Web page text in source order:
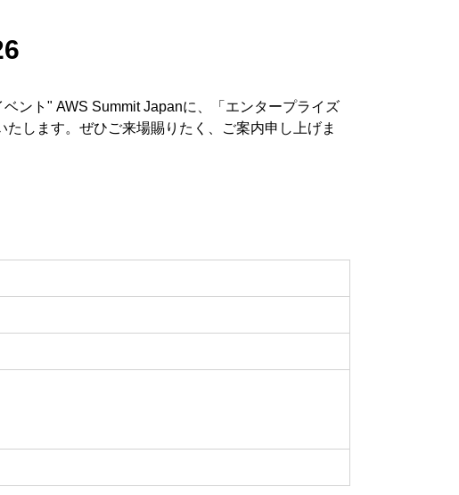
ント" AWS Summit Japanに、「エンタープライズ
します。ぜひご来場賜りたく、ご案内申し上げま